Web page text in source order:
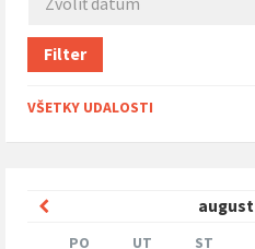
Filter
VŠETKY UDALOSTI
august
Predchádzajúci
mesiac
PO UT ST